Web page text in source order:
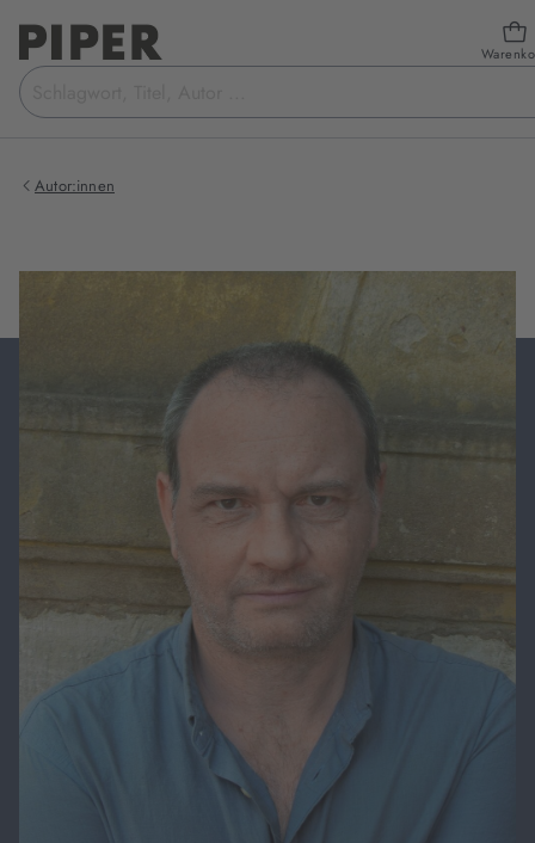
Suchbegriff
eingeben
Autor:innen